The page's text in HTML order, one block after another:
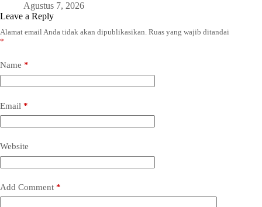
Agustus 7, 2026
Leave a Reply
Alamat email Anda tidak akan dipublikasikan. Ruas yang wajib ditandai
*
Name *
Email *
Website
Add Comment *